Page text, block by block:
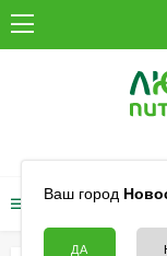
Ваш город
КАТАЛОГ